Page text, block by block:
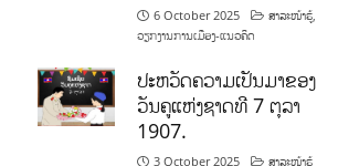
6 October 2025 ສາລະໜ້າຮູ້,
ວຽກງານການເມືອງ-ແນວຄິດ
ປະຫວັດຄວາມເປັນມາຂອງ
ວັນຄູແຫ່ງຊາດທີ 7 ຕຸລາ
1907.
3 October 2025 ສາລະໜ້າຮູ້